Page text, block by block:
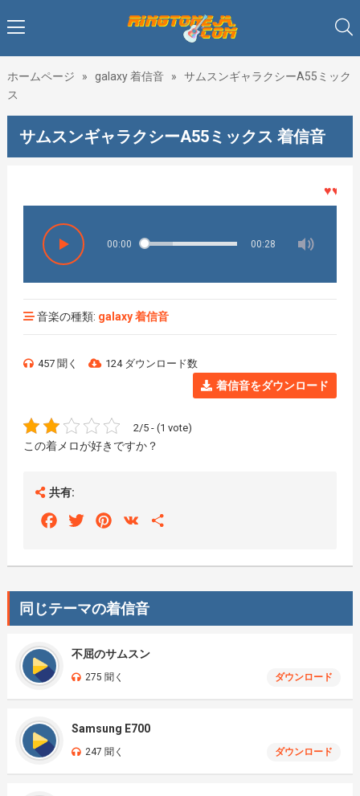
ホームページ » galaxy 着信音 »
サムスンギャラクシーA55ミック
ス
サムスンギャラクシーA55ミックス 着信音
♥♥♥着メ
00:00 00:28
音楽の種類: galaxy 着信音
457 聞く 124 ダウンロード数
着信音をダウンロード
2/5 - (1 vote)
この着メロが好きですか？
共有:
FacebookTwitterPinterest
VK
同じテーマの着信音
不屈のサムスン
275 聞く ダウンロード
Samsung E700
247 聞く ダウンロード